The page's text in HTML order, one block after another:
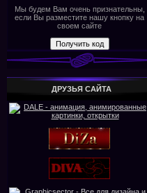
Мы будем Вам очень признательны,
если Вы разместите нашу кнопку на
своем сайте
ДРУЗЬЯ САЙТА